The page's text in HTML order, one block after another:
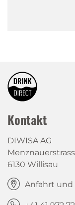
Kontakt
DIWISA AG
6130 Willisau
Anfahrt und